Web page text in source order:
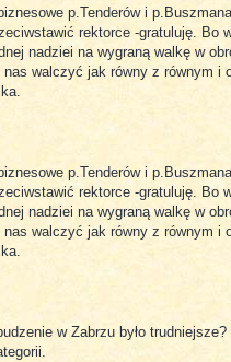
p.Tenderów i
rektorce -gratuluję. Bo
nadziei na wygraną walkę w
walczyć jak równy z równym i
p.Tenderów i
rektorce -gratuluję. Bo
nadziei na wygraną walkę w
walczyć jak równy z równym i
w Zabrzu było trudniejsze?